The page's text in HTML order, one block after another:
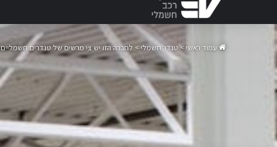
עמוד ראשי > טנדר חשמלי> לחברה הזו יש צי מרשים של טנדרים חשמליים